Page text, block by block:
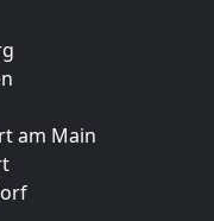
am Main